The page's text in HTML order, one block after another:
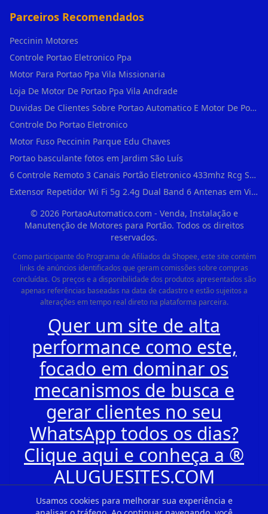
Usamos cookies para melhorar sua experiência e
Parceiros Recomendados
Peccinin Motores
Controle Portao Eletronico Ppa
Motor Para Portao Ppa Vila Missionaria
Loja De Motor De Portao Ppa Vila Andrade
Duvidas De Clientes Sobre Portao Automatico E Motor De Portao Motor Para Portao De Ferro
Controle Do Portao Eletronico
Motor Fuso Peccinin Parque Edu Chaves
Portao basculante fotos em Jardim São Luís
6 Controle Remoto 3 Canais Portão Eletronico 433mhz Rcg Seg Garen Ppa em Vila Clementino
Extensor Repetidor Wi Fi 5g 2.4g Dual Band 6 Antenas em Vila Sônia
© 2026PortaoAutomatico.com - Venda, Instalação e
Manutenção de Motores para Portão. Todos os direitos
reservados.
Como participante do Programa de Afiliados da Shopee, este site contém
links de anúncios identificados que geram comissões sobre compras
concluídas. Os preços e a disponibilidade dos produtos apresentados são
apenas referências baseadas na data de cadastro e estão sujeitos a
alterações em tempo real direto na plataforma parceira.
Quer um site de alta
performance como este,
focado em dominar os
mecanismos de busca e
gerar clientes no seu
WhatsApp todos os dias?
Clique aqui e conheça a ®
ALUGUESITES.COM